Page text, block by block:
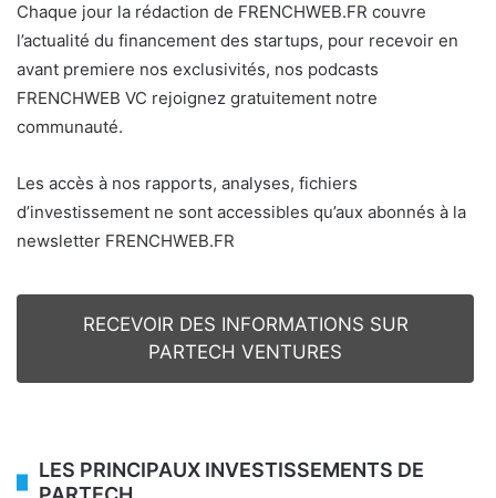
Chaque jour la rédaction de FRENCHWEB.FR couvre
l’actualité du financement des startups, pour recevoir en
avant premiere nos exclusivités, nos podcasts
FRENCHWEB VC rejoignez gratuitement notre
communauté.
Les accès à nos rapports, analyses, fichiers
d’investissement ne sont accessibles qu’aux abonnés à la
newsletter FRENCHWEB.FR
RECEVOIR DES INFORMATIONS SUR
PARTECH VENTURES
LES PRINCIPAUX INVESTISSEMENTS DE